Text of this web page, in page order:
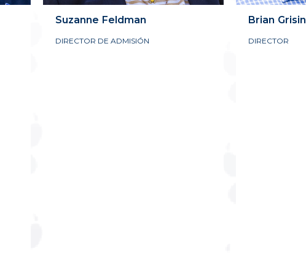
Suzanne Feldman
DIRECTOR DE ADMISIÓN
Brian Grisin
DIRECTOR